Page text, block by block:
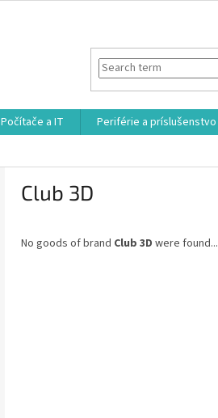
Počítače a IT Periférie a príslušenstvo
Club 3D
No goods of brand Club 3D were found...